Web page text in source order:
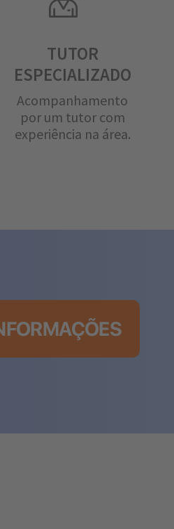
TUTOR
ESPECIALIZADO
Acompanhamento
por um tutor com
experiência na área.